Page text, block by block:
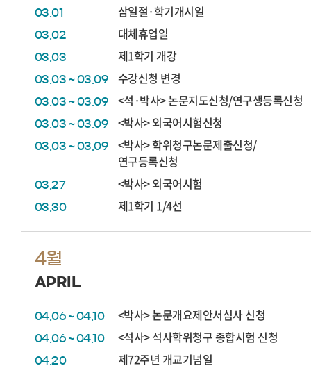
03.01 삼일절·학기개시일
03.02 대체휴업일
03.03 제1학기 개강
03.03 ~ 03.09 수강신청 변경
03.03 ~ 03.09 <석·박사> 논문지도신청/연구생등록신청
03.03 ~ 03.09 <박사> 외국어시험신청
03.03 ~ 03.09
<박사> 학위청구논문제출신청/
연구등록신청
03.27 <박사> 외국어시험
03.30 제1학기 1/4선
4월
APRIL
04.06 ~ 04.10 <박사> 논문개요제안서심사 신청
04.06 ~ 04.10 <석사> 석사학위청구 종합시험 신청
04.20 제72주년 개교기념일